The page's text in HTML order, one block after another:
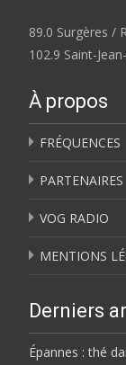
89.0 Surgères /
102.9 Saint-
À propos
FRÉQUENCES
PARTENAIRES
VOG RADIO
MENTIONS
Derniers
Épannes : thé